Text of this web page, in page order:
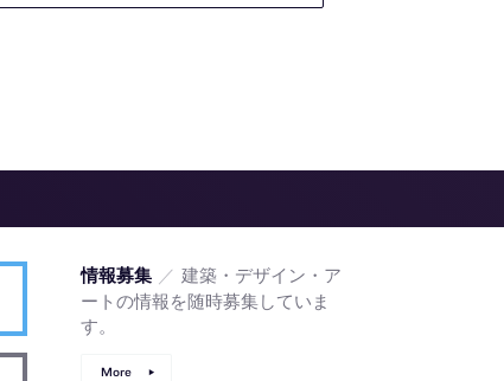
情報募集 ／ 建築・デザイン・ア
ートの情報を随時募集していま
す。
More